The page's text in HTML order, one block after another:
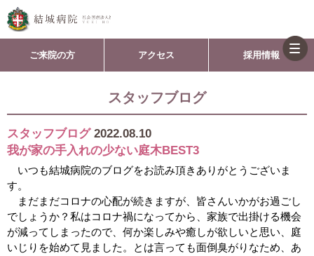
ご来院の方 アクセス 採用情報
スタッフブログ
スタッフブログ 2022.08.10
我が家の手入れの少ない庭木BEST3
いつも結城病院のブログをお読み頂きありがとうございま
す。
まだまだコロナの心配が続きますが、皆さんいかがお過ごし
でしょうか？私はコロナ禍になってから、家族で出掛ける機会
が減ってしまったので、何か楽しみや癒しが欲しいと思い、庭
いじりを始めて見ました。とは言っても面倒臭がりなため、あ